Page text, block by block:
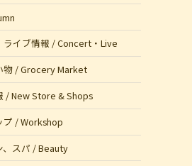
ライブ情報 / Concert・Live
物 / Grocery Market
/ New Store & Shops
プ / Workshop
、スパ / Beauty